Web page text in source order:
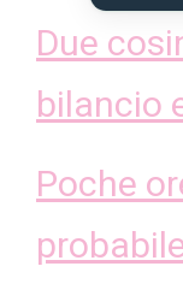
Due
bilancio
Poche